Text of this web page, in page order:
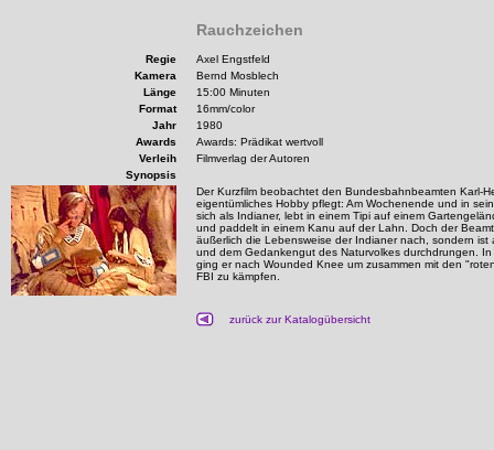
Rauchzeichen
Regie
Axel Engstfeld
Kamera
Bernd Mosblech
Länge
15:00 Minuten
Format
16mm/color
Jahr
1980
Awards
Awards: Prädikat wertvoll
Verleih
Filmverlag der Autoren
Synopsis
Der Kurzfilm beobachtet den Bundesbahnbeamten Karl-
eigentümliches Hobby pflegt: Am Wochenende und in
sich als Indianer, lebt in einem Tipi auf einem
und paddelt in einem Kanu auf der Lahn. Doch der
äußerlich die Lebensweise der Indianer nach, sondern ist
und dem Gedankengut des Naturvolkes durchdrungen.
ging er nach Wounded Knee um zusammen mit den
FBI zu kämpfen.
zurück zur Katalogübersicht